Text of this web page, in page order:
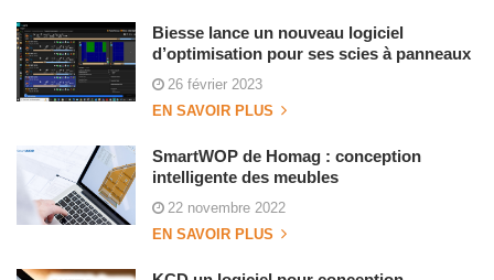
Biesse lance un nouveau logiciel
d’optimisation pour ses scies à panneaux
26 février 2023
EN SAVOIR PLUS
SmartWOP de Homag : conception
intelligente des meubles
22 novembre 2022
EN SAVOIR PLUS